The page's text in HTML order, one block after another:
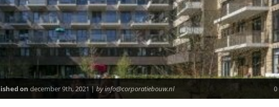
on december 9th, 2021 | by info@corporatiebouw.nl 0